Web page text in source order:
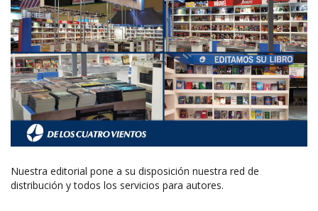
Nuestra editorial pone a su disposición nuestra red de
distribución y todos los servicios para autores.